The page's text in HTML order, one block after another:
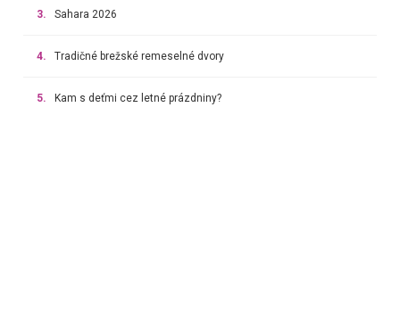
3. Sahara 2026
4. Tradičné brežské remeselné dvory
5. Kam s deťmi cez letné prázdniny?